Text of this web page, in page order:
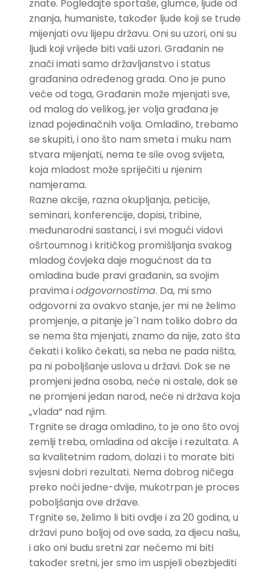
znate. Pogledajte sportaše, glumce, ljude od
znanja, humaniste, također ljude koji se trude
mijenjati ovu lijepu državu. Oni su uzori, oni su
ljudi koji vrijede biti vaši uzori. Građanin ne
znači imati samo državljanstvo i status
građanina određenog grada. Ono je puno
veće od toga, Građanin može mjenjati sve,
od malog do velikog, jer volja građana je
iznad pojedinačnih volja. Omladino, trebamo
se skupiti, i ono što nam smeta i muku nam
stvara mijenjati, nema te sile ovog svijeta,
koja mladost može spriječiti u njenim
namjerama.
Razne akcije, razna okupljanja, peticije,
seminari, konferencije, dopisi, tribine,
međunarodni sastanci, i svi mogući vidovi
ošrtoumnog i kritičkog promišljanja svakog
mladog čovjeka daje mogućnost da ta
omladina bude pravi građanin, sa svojim
pravima iodgovornostima. Da, mi smo
odgovorni za ovakvo stanje, jer mi ne želimo
promjenje, a pitanje je´l nam toliko dobro da
se nema šta mjenjati, znamo da nije, zato šta
čekati i koliko čekati, sa neba ne pada ništa,
pa ni poboljšanje uslova u državi. Dok se ne
promjeni jedna osoba, neće ni ostale, dok se
ne promjeni jedan narod, neće ni država koja
„vlada“ nad njim.
Trgnite se draga omladino, to je ono što ovoj
zemlji treba, omladina od akcije i rezultata. A
sa kvalitetnim radom, dolazi i to morate biti
svjesni dobri rezultati. Nema dobrog ničega
preko noći jedne-dvije, mukotrpan je proces
poboljšanja ove države.
Trgnite se, želimo li biti ovdje i za 20 godina, u
državi puno boljoj od ove sada, za djecu našu,
i ako oni budu sretni zar nećemo mi biti
također sretni, jer smo im uspjeli obezbjediti